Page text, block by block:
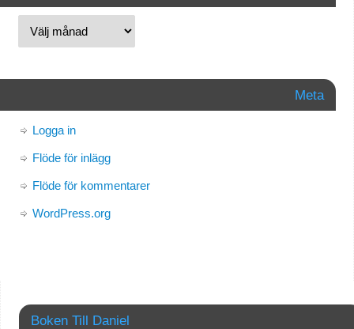
Meta
Logga in
Flöde för inlägg
Flöde för kommentarer
WordPress.org
Boken Till Daniel